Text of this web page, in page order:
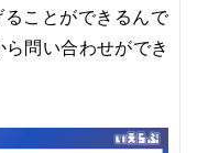
ことができるんで
問い合わせができ